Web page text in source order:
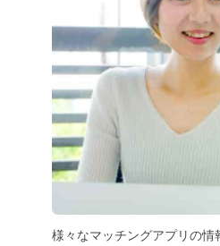
様々なマッチングアプリの情